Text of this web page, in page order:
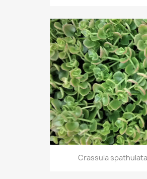
Crassula spathulata